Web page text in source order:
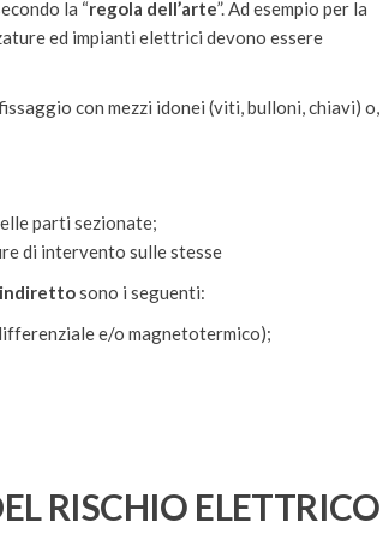
la “regola dell’arte”. Ad esempio per la
ed impianti elettrici devono essere
con mezzi idonei (viti, bulloni, chiavi) o,
parti sezionate;
di intervento sulle stesse
sono i seguenti:
e/o magnetotermico);
RISCHIO ELETTRICO